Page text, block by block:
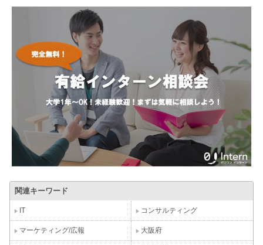
関連キーワード
IT コンサルティング
マーケティング/広報 大阪府